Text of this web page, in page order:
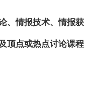
、情报技术、情报获
顶点或热点讨论课程